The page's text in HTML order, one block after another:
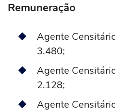
Remuneração
Agente
3.480;
Agente
2.128;
Agente